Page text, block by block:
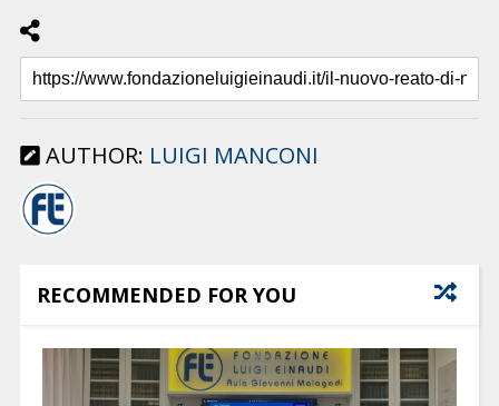
AUTHOR: LUIGI MANCONI
RECOMMENDED FOR YOU